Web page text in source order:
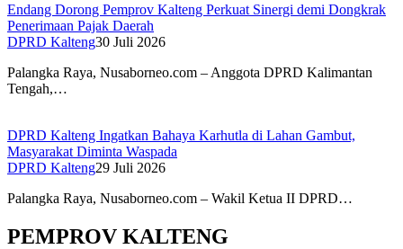
Endang Dorong Pemprov Kalteng Perkuat Sinergi demi Dongkrak
Penerimaan Pajak Daerah
DPRD Kalteng30 Juli 2026
Palangka Raya, Nusaborneo.com – Anggota DPRD Kalimantan
Tengah,…
DPRD Kalteng Ingatkan Bahaya Karhutla di Lahan Gambut,
Masyarakat Diminta Waspada
DPRD Kalteng29 Juli 2026
Palangka Raya, Nusaborneo.com – Wakil Ketua II DPRD…
PEMPROV KALTENG